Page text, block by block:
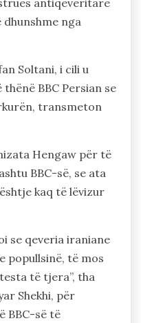
nga
Soltani, i cili u
thënë BBC Persian se
transmeton
Hengaw për të
BBC-së, se ata
kaq të lëvizur
se qeveria iraniane
popullsinë, të mos
të tjera”, tha
Shekhi, për
BBC-së të